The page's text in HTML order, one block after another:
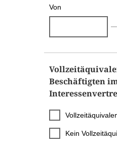
Von
Beschäftigten
Kein